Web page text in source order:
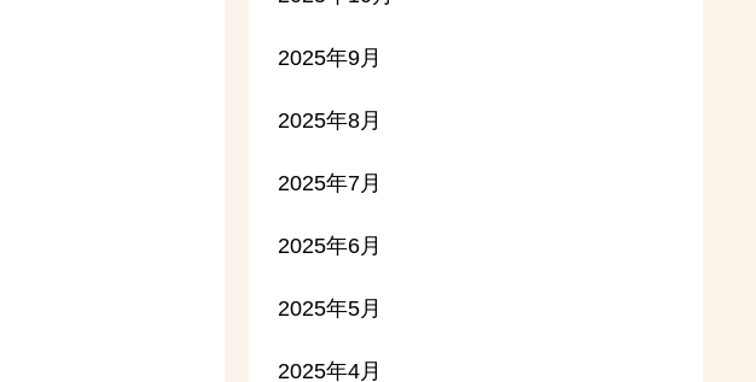
2025年9月
2025年8月
2025年7月
2025年6月
2025年5月
2025年4月